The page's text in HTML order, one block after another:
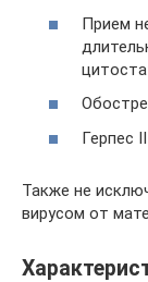
Прием
Герпес
Также не
вирусом от